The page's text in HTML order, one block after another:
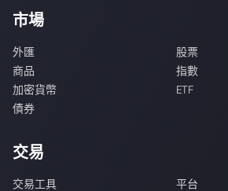
市場
外匯
股票
商品
指數
加密貨幣
ETF
債券
交易
交易工具
平台